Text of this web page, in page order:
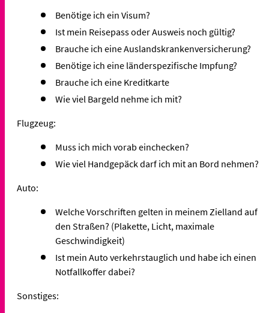
Benötige ich ein Visum?
Ist mein Reisepass oder Ausweis noch gültig?
Brauche ich eine Auslandskrankenversicherung?
Benötige ich eine länderspezifische Impfung?
Brauche ich eine Kreditkarte
Wie viel Bargeld nehme ich mit?
Flugzeug:
Muss ich mich vorab einchecken?
Wie viel Handgepäck darf ich mit an Bord nehmen?
Auto:
Welche Vorschriften gelten in meinem Zielland auf
den Straßen? (Plakette, Licht, maximale
Geschwindigkeit)
Ist mein Auto verkehrstauglich und habe ich einen
Notfallkoffer dabei?
Sonstiges: